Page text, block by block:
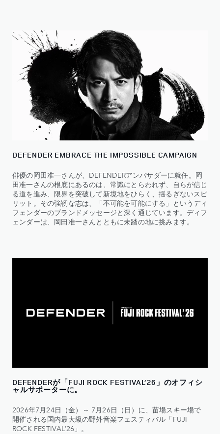
DEFENDER EMBRACE THE IMPOSSIBLE CAMPAIGN
俳優の岡田准一さんが、DEFENDERアンバサダーに就任。岡
田准一さんの根底にあるのは、常識にとらわれず、自らが信じ
る道を進み、限界を突破して新境地をひらく、揺るぎないスピ
リット。その強靭な志は、「不可能を可能にする」というディ
フェンダーのブランドメッセージと深く通じています。ディフ
ェンダーは、岡田准一さんとともに未踏の地に挑みます。
DEFENDERが「FUJI ROCK FESTIVAL’26」のオフィシ
ャルサポーターに。
2026年7月24日（金）～ 7月26日（日）に、苗場スキー場で
開催される国内最大級の野外音楽フェスティバル「FUJI
ROCK FESTIVAL’26」。